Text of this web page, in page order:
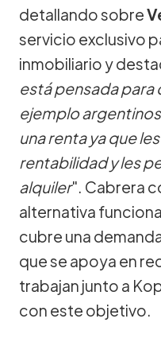
detallando sobre
servicio exclusivo
inmobiliario y
está pensada
ejemplo
una renta ya que
rentabilidad y les
alquiler". Cabrera
alternativa
cubre una
que se apoya en
trabajan junto a
con este objetivo.